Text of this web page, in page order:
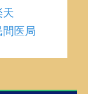
医局